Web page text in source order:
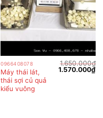
0966408078
Máy thái lát,
thái sợi củ quả
kiểu vuông
1.650.000₫
Giá
1.570.000₫